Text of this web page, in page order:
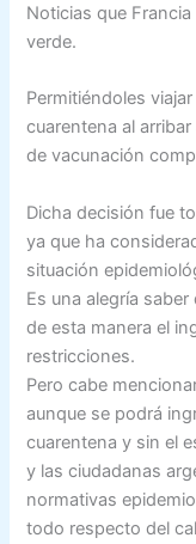
Noticias que
verde.
Permitiéndoles
cuarentena al
de vacunación
Dicha decisión fue
ya que ha
situación
Es una alegría
de esta manera el
restricciones.
Pero cabe
aunque se podrá
cuarentena y sin el
y las ciudadanas
normativas
todo respecto del